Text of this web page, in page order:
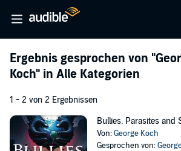
Ergebnis gesprochen von
Koch" in Alle Kategorien
1 - 2 von 2 Ergebnissen
Bullies, Parasites and
Von:George Koch
Gesprochen von: